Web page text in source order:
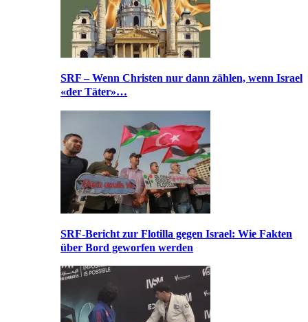
SRF – Wenn Christen nur dann zählen, wenn Israel
«der Täter»…
SRF-Bericht zur Flotilla gegen Israel: Wie Fakten
über Bord geworfen werden